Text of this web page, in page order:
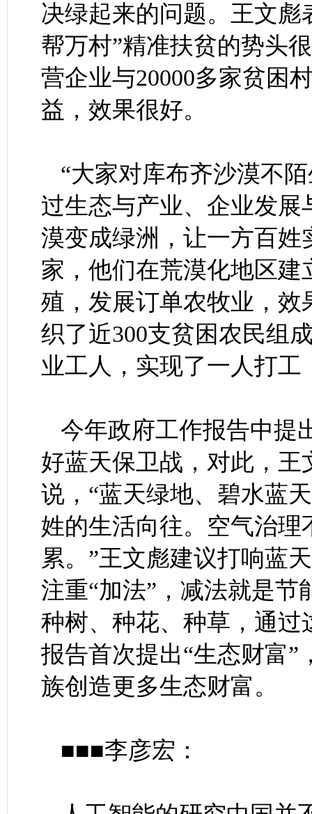
决绿起来的问题。王文
帮万村”精准扶贫的势头
营企业与20000多家贫困
益，效果很好。
“大家对库布齐沙漠不
过生态与产业、企业发
漠变成绿洲，让一方百姓
家，他们在荒漠化地区
殖，发展订单农牧业，
织了近300支贫困农民组
业工人，实现了一人打工
今年政府工作报告中提
好蓝天保卫战，对此，
说，“蓝天绿地、碧水蓝
姓的生活向往。空气治
累。”王文彪建议打响蓝
注重“加法”，减法就是
种树、种花、种草，通
报告首次提出“生态财富
族创造更多生态财富。
■■■李彦宏：